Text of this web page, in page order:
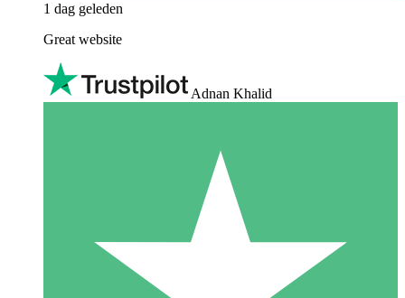
1 dag geleden
Great website
Adnan Khalid